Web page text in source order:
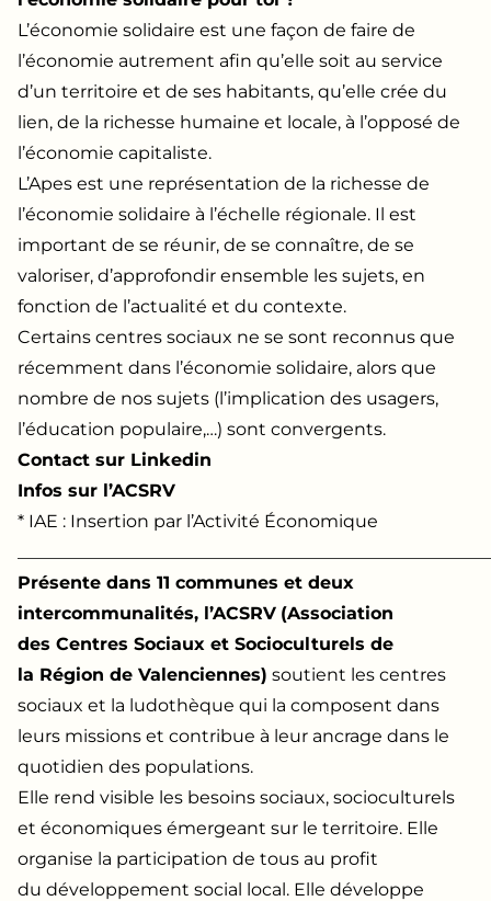
L’économie solidaire est une façon de faire de
l’économie autrement afin qu’elle soit au service
d’un territoire et de ses habitants, qu’elle crée du
lien, de la richesse humaine et locale, à l’opposé de
l’économie capitaliste.
L’Apes est une représentation de la richesse de
l’économie solidaire à l’échelle régionale. Il est
important de se réunir, de se connaître, de se
valoriser, d’approfondir ensemble les sujets, en
fonction de l’actualité et du contexte.
Certains centres sociaux ne se sont reconnus que
récemment dans l’économie solidaire, alors que
nombre de nos sujets (l’implication des usagers,
l’éducation populaire,…) sont convergents.
Contact sur Linkedin
Infos sur l’ACSRV
* IAE : Insertion par l’Activité Économique
Présente dans 11 communes et deux
intercommunalités, l’ACSRV (Association
des Centres Sociaux et Socioculturels de
la Région de Valenciennes) soutient les centres
sociaux et la ludothèque qui la composent dans
leurs missions et contribue à leur ancrage dans le
quotidien des populations.
Elle rend visible les besoins sociaux, socioculturels
et économiques émergeant sur le territoire. Elle
organise la participation de tous au profit
du développement social local. Elle développe